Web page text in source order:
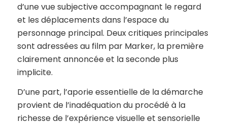
d’une vue subjective accompagnant le regard
et les déplacements dans l’espace du
personnage principal. Deux critiques principales
sont adressées au film par Marker, la première
clairement annoncée et la seconde plus
implicite.
D’une part, l’aporie essentielle de la démarche
provient de l’inadéquation du procédé à la
richesse de l’expérience visuelle et sensorielle